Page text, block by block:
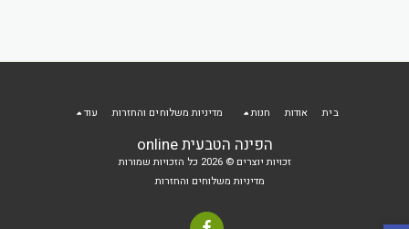
הפינה הטבעית online
זכויות יוצרים © 2026 כל הזכויות שמורות
מדיניות משלוחים והחזרות
בית אודות חנות מדיניות משלוחים והחזרות עוד